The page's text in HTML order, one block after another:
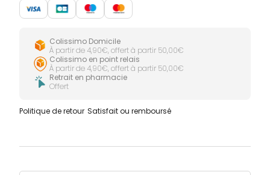
Colissimo Domicile
À partir de 4,90€, offert à partir 50,00€
Colissimo en point relais
À partir de 4,90€, offert à partir 50,00€
Retrait en pharmacie
Offert
Politique de retour Satisfait ou remboursé